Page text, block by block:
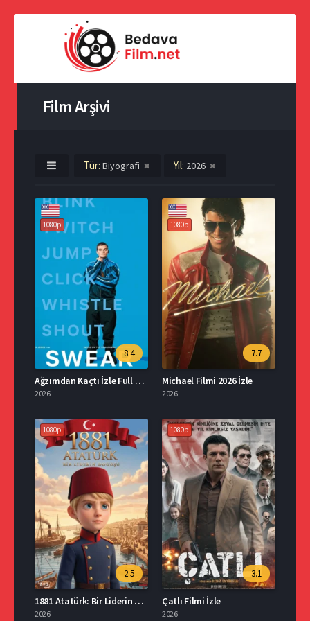
Film Arşivi
Tür: Biyografi Yıl: 2026
1080p
8.4
Ağzımdan Kaçtı İzle Full HD İzle
2026
1080p
7.7
Michael Filmi 2026 İzle
2026
1080p
2.5
1881 Atatürk: Bir Liderin Doğuşu İzle
2026
1080p
3.1
Çatlı Filmi İzle
2026